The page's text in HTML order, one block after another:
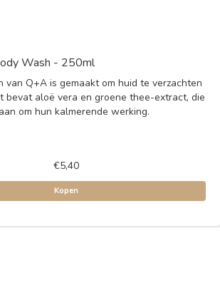
Wash - 250ml
van Q+A is gemaakt om huid te verzachten
bevat aloë vera en groene thee-extract, die
om hun kalmerende werking.
€5,40
Kopen